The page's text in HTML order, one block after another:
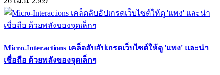
Micro-Interactions เคล็ดลับอัปเกรดเว็บไซต์ให้ดู 'แพง' และน่า
เชื่อถือ ด้วยพลังของจุดเล็กๆ